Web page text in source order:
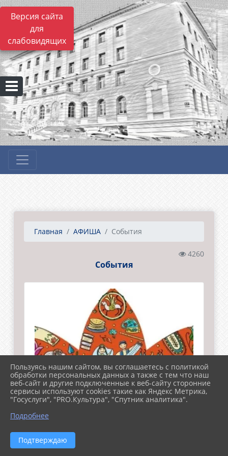
Версия сайта
для
слабовидящих
Главная АФИША События
4260
События
Пользуясь нашим сайтом, вы соглашаетесь с политикой
обработки персональных данных а также с тем что наш
веб-сайт и другие подключенные к веб-сайту сторонние
сервисы используют cookies такие как Яндекс Метрика,
"Госуслуги", "PRO.Культура", "Спутник аналитика".
Подробнее
Подтверждаю